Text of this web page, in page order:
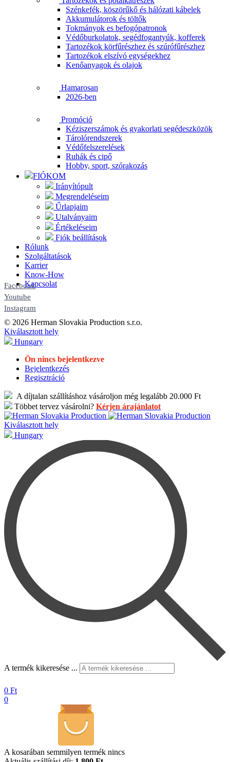
Szénkefék, köszörűkő és hálózati kábelek
Akkumulátorok és töltők
Tokmányok es befogópatronok
Védőburkolatok, segédfogantyúk, kofferek
Tartozékok körfűrészhez és szúrófűrészhez
Tartozékok elszívó egységekhez
Kenőanyagok és olajok
Hamarosan
2026-ben
Promóció
Kéziszerszámok és gyakorlati segédeszközök
Tárolórendszerek
Védőfelszerelések
Ruhák és cipő
Hobby, sport, szórakozás
FIÓKOM
Irányítópult
Megrendeléseim
Űrlapjaim
Utalványaim
Értékeléseim
Fiók beállítások
Rólunk
Szolgáltatások
Karrier
Know-How
Kapcsolat
Facebook
Youtube
Instagram
© 2026 Herman Slovakia Production s.r.o.
Kiválasztott hely
Hungary
Ön nincs bejelentkezve
Bejelentkezés
Regisztráció
A díjtalan szállításhoz vásároljon még legalább 20.000 Ft
Többet tervez vásárolni? Kérjen árajánlatot
Kiválasztott hely
Hungary
A termék kikeresése ...
0 Ft
0
A kosarában semmilyen termék nincs